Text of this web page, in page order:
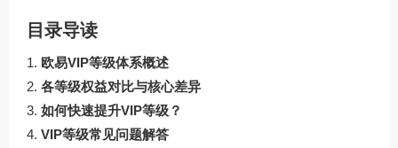
目录导读
欧易VIP等级体系概述
各等级权益对比与核心差异
如何快速提升VIP等级？
VIP等级常见问题解答